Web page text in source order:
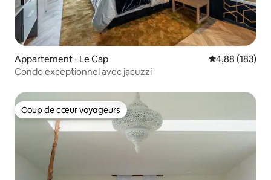
Appartement ⋅ Le Cap Évaluation
4,88 (183)
Condo exceptionnel avec jacuzzi
Coup de cœur voyageurs
Coup de cœur voyageurs